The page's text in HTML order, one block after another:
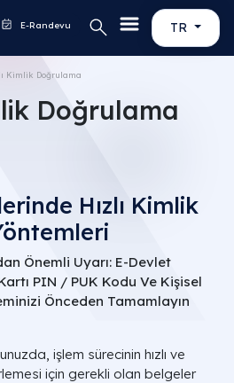
TR
E-Randevu
Kimlik Doğrulama
Doğrulama
Hızlı Kimlik
Önemli Uyarı: E-Devlet
PIN / PUK Kodu Ve Kişisel
Önceden Tamamlayın
işlem sürecinin hızlı ve
için gerekli olan belgeler